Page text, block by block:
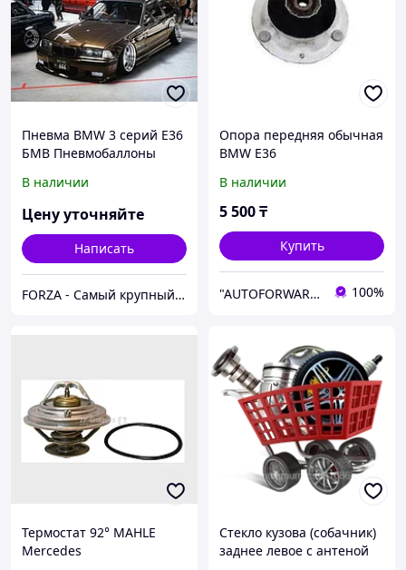
Пневма BMW 3 серий E36
БМВ Пневмобаллоны
пневмоамортизаторы
пневмоподушки
В наличии
Цену уточняйте
Написать
FORZA - Самый крупный тюнинг-маркет в Казахстане
Опора передняя обычная
BMW E36
В наличии
5 500₸
Купить
"AUTOFORWARD.KZ" Автозапчасти 100%
Термостат 92° MAHLE
Mercedes
Стекло кузова (собачник)
заднее левое с антеной